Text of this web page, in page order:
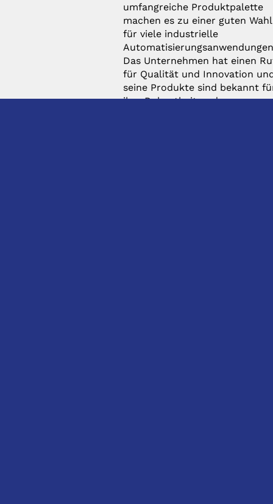
umfangreiche Produktpalette
machen es zu einer guten Wahl
für viele industrielle
Das Unternehmen hat einen
für Qualität und Innovation
seine Produkte sind bekannt
ihre Robustheit und